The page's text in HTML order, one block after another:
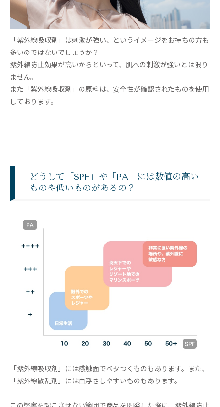
「紫外線吸収剤」は刺激が強い、というイメージをお持ちの方も
多いのではないでしょうか？
紫外線防止効果が高いからといって、肌への刺激が強いとは限り
ません。
また「紫外線吸収剤」の原料は、安全性が確認されたものを使用
しております。
どうして「SPF」や「PA」には数値の高い
ものや低いものがあるの？
「紫外線吸収剤」には感触面でベタつくものもあります。また、
「紫外線散乱剤」には白浮きしやすいものもあります。
この弊害を起こさせない範囲で商品を開発した際に、紫外線防止